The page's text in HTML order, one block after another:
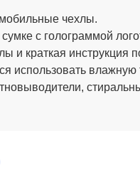
чехлы.
с голограммой
краткая инструкция
использовать